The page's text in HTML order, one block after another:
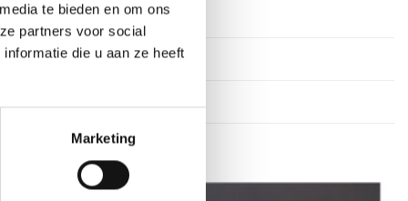
te bieden en om ons
partners voor social
die u aan ze heeft
Marketing
cm, 19 cm